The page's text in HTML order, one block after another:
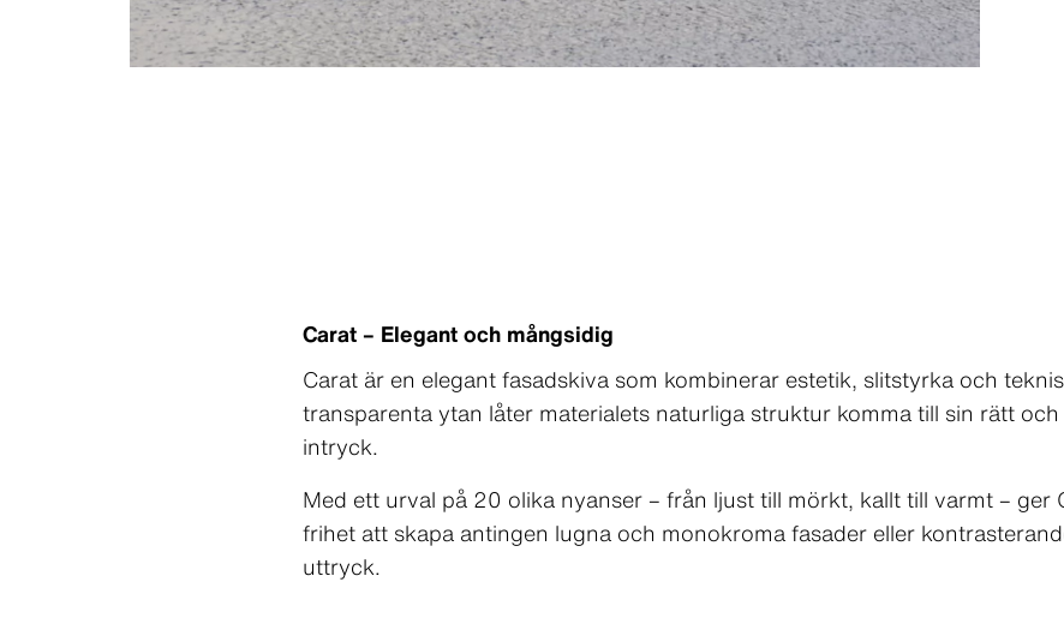
Carat – Elegant och mångsidig
Carat är en elegant fasadskiva som kombinerar estetik, slitstyrka och
transparenta ytan låter materialets naturliga struktur komma till sin rätt
intryck.
Med ett urval på 20 olika nyanser – från ljust till mörkt, kallt till varmt – ger
frihet att skapa antingen lugna och monokroma fasader eller
uttryck.